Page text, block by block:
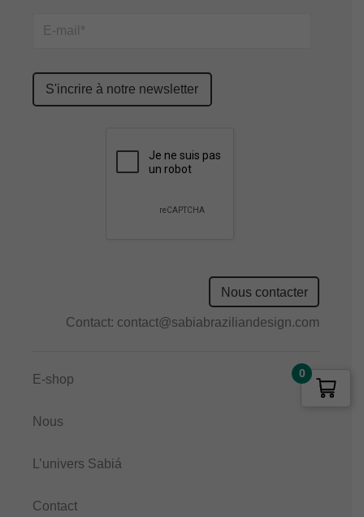
Please
leave
Nous contacter
Contact: contact@sabiabraziliandesign.com
E-shop
Nous
L’univers Sabiá
Contact
0